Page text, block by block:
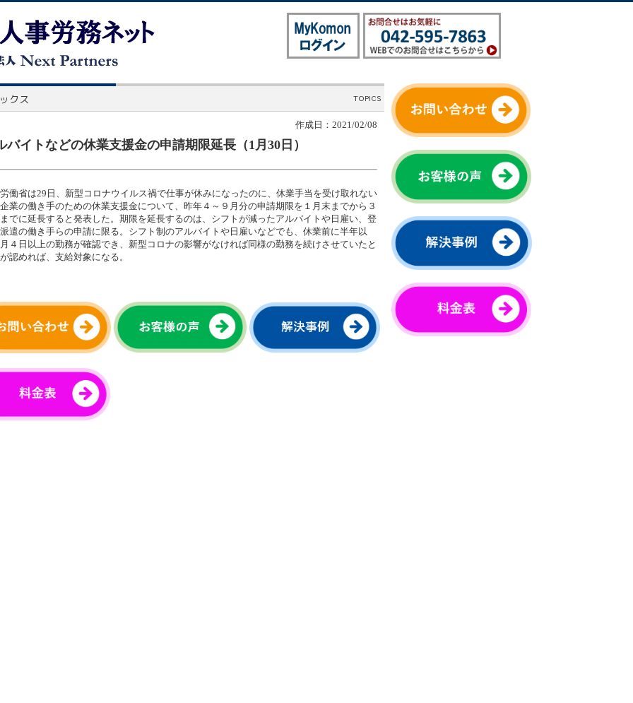
作成日：2021/02/08
バイトなどの休業支援金の申請期限延長（1月30日）
働省は29日、新型コロナウイルス禍で仕事が休みになったのに、休業手当を受け取れない
業の働き手のための休業支援金について、昨年４～９月分の申請期限を１月末までから３
でに延長すると発表した。期限を延長するのは、シフトが減ったアルバイトや日雇い、登
遣の働き手らの申請に限る。シフト制のアルバイトや日雇いなどでも、休業前に半年以
４日以上の勤務が確認でき、新型コロナの影響がなければ同様の勤務を続けさせていたと
認めれば、支給対象になる。